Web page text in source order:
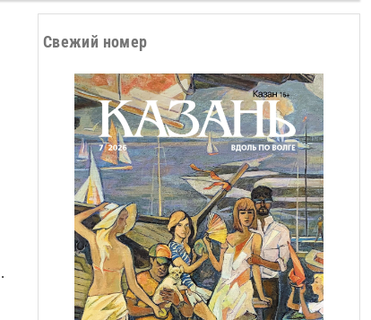
Свежий номер